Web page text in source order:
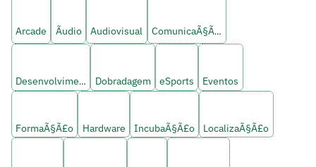
Arcade Ãudio Audiovisual ComunicaÃ§Ã£o
Desenvolvimento Dobradagem eSports Eventos
FormaÃ§Ã£o Hardware IncubaÃ§Ã£o LocalizaÃ§Ã£o